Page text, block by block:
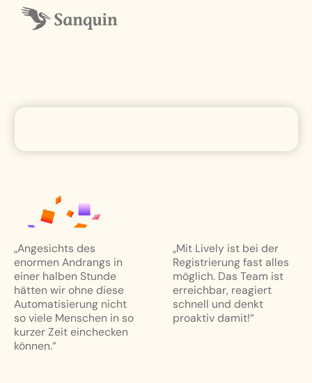
„Angesichts des
enormen Andrangs in
einer halben Stunde
hätten wir ohne diese
Automatisierung nicht
so viele Menschen in so
kurzer Zeit einchecken
können.“
„Mit Lively ist bei der
Registrierung fast alles
möglich. Das Team ist
erreichbar, reagiert
schnell und denkt
proaktiv damit!“